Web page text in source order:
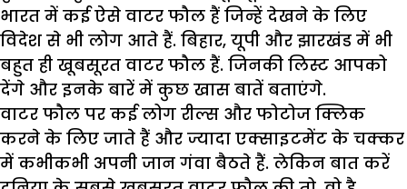
भारत में कई ऐसे वाटर फौल हैं जिन्हें देखने के लिए
विदेश से भी लोग आते हैं. बिहार, यूपी और झारखंड में भी
बहुत ही खूबसूरत वाटर फौल हैं. जिनकी लिस्ट आपको
देंगे और इनके बारें में कुछ खास बातें बताएंगे.
वाटर फौल पर कई लोग रील्स और फोटोज क्लिक
करने के लिए जाते हैं और ज्यादा एक्साइटमेंट के चक्कर
में कभीकभी अपनी जान गंवा बैठते हैं. लेकिन बात करें